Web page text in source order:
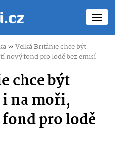
»Velká Británie chce být
nový fond pro lodě bez emisí
chce být
na moři,
pro lodě